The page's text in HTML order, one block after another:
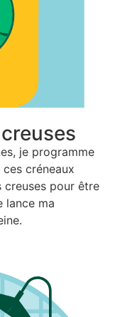
je programme
créneaux
creuses pour être
lance ma